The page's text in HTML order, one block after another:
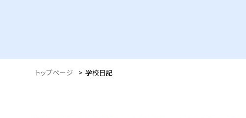
トップページ > 学校日記